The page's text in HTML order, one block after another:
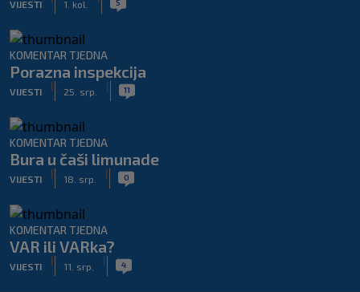
VIJESTI 1. kol. 5
KOMENTAR TJEDNA
Porazna inspekcija
VIJESTI
|
25. srp.
| 11
KOMENTAR TJEDNA
Bura u čaši limunade
VIJESTI
|
18. srp.
| 0
KOMENTAR TJEDNA
VAR ili VARka?
VIJESTI
|
11. srp.
| 4